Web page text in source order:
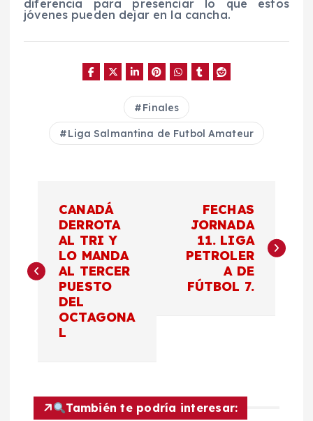
diferencia para presenciar lo que estos
jóvenes pueden dejar en la cancha.
Finales
Liga Salmantina de Futbol Amateur
v
c
CANADÁ
DERROTA
AL TRI Y
LO MANDA
AL TERCER
PUESTO
DEL
OCTAGONA
L
FECHAS
JORNADA
11. LIGA
PETROLER
A DE
FÚTBOL 7.
También te podría interesar: